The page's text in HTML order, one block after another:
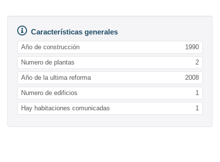
Características generales
Año de construcción 1990
Numero de plantas 2
Año de la ultima reforma 2008
Numero de edificios 1
Hay habitaciones comunicadas 1